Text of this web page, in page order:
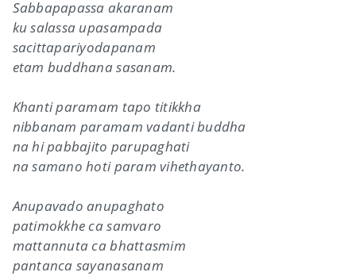
Sabbapapassa akaranam
ku salassa upasampada
sacittapariyodapanam
etam buddhana sasanam.
Khanti paramam tapo titikkha
nibbanam paramam vadanti buddha
na hi pabbajito parupaghati
na samano hoti param vihethayanto.
Anupavado anupaghato
patimokkhe ca samvaro
mattannuta ca bhattasmim
pantanca sayanasanam